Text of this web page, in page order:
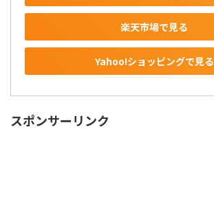
楽天市場で見る
Yahoo!ショッピングで見る
スポンサーリンク